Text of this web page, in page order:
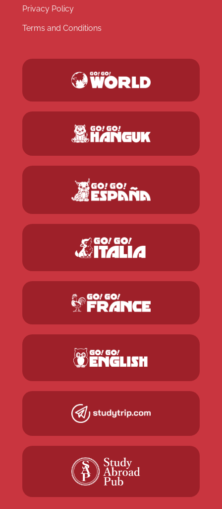
Privacy Policy
Terms and Conditions